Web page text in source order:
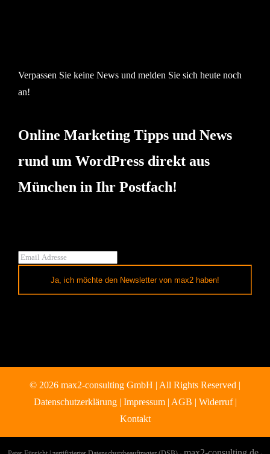
Verpassen Sie keine News und melden Sie sich heute noch
an!
Online Marketing Tipps und News
rund um WordPress direkt aus
München in Ihr Postfach!
Ja, ich möchte den Newsletter von max2 haben!
© 2026 max2-consulting GmbH | All Rights Reserved |
Datenschutzerklärung| Impressum| AGB Widerruf|
Kontakt